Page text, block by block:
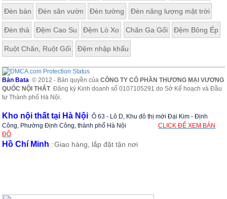
Đèn bàn Đèn sân vườn Đèn tường Đèn năng lượng mặt trời
Đèn thả Đệm Cao Su Đệm Lò Xo Chăn Ga Gối Đệm Bông Ép
Ruột Chăn, Ruột Gối Đệm nhập khẩu
Bản Bata © 2012 - Bản quyền củaCÔNG TY CỔ PHẦN THƯƠNG MẠI VƯƠNG
QUỐC NỘI THẤT. Đăng ký Kinh doanh số 0107105291 do Sở Kế hoạch và Đầu
tư Thành phố Hà Nội.
Kho nội thất tại Hà Nội :Ô 63 - Lô D, Khu đô thị mới Đại Kim - Định
Công, Phường Định Công, thành phố Hà Nội
CLICK ĐỂ XEM BẢN
ĐỒ
Hồ Chí Minh :Giao hàng, lắp đặt tận nơi